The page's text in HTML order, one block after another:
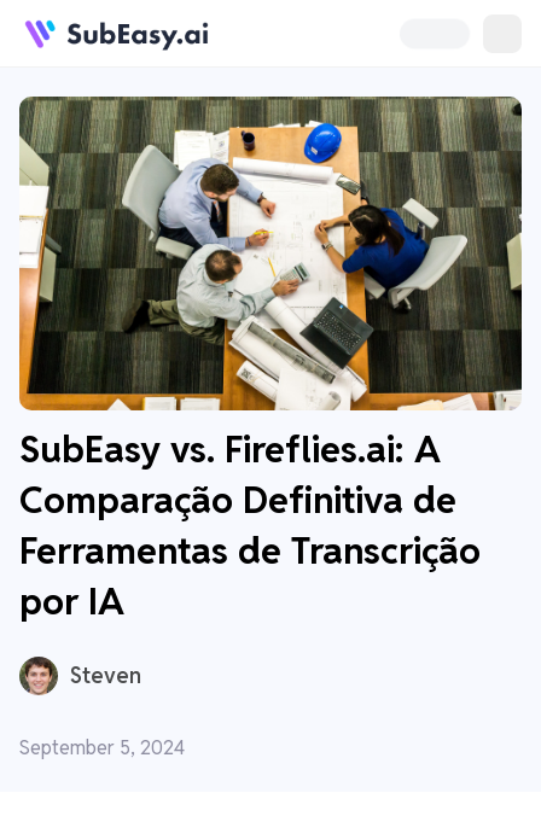
SubEasy vs. Fireflies.ai: A
Comparação Definitiva de
Ferramentas de Transcrição
por IA
Steven
September 5, 2024